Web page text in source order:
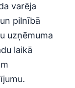
varēja
pilnībā
uzņēmuma
laikā